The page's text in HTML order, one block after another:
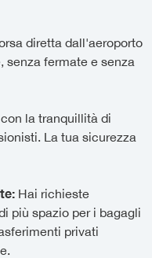
diretta dall'aeroporto
senza fermate e senza
la tranquillità di
La tua sicurezza
Hai richieste
più spazio per i bagagli
privati